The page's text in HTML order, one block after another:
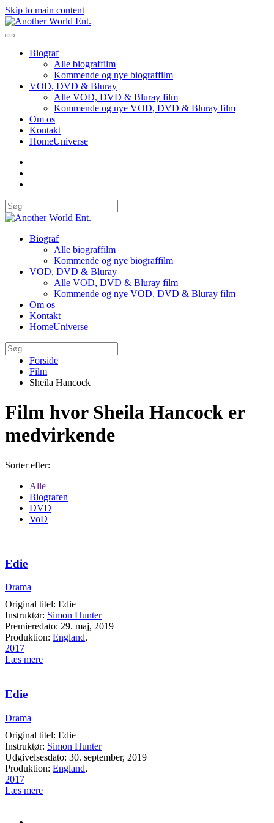
Skip to main content
Biograf
Alle biograffilm
Kommende og nye biograffilm
VOD, DVD & Bluray
Alle VOD, DVD & Bluray film
Kommende og nye VOD, DVD & Bluray film
Om os
Kontakt
HomeUniverse
Biograf
Alle biograffilm
Kommende og nye biograffilm
VOD, DVD & Bluray
Alle VOD, DVD & Bluray film
Kommende og nye VOD, DVD & Bluray film
Om os
Kontakt
HomeUniverse
Forside
Film
Sheila Hancock
Film hvor Sheila Hancock er
medvirkende
Sorter efter:
Alle
Biografen
DVD
VoD
Edie
Drama
Original titel: Edie
Instruktør: Simon Hunter
Premieredato: 29. maj, 2019
Produktion: England,
2017
Læs mere
Edie
Drama
Original titel: Edie
Instruktør: Simon Hunter
Udgivelsesdato: 30. september, 2019
Produktion: England,
2017
Læs mere